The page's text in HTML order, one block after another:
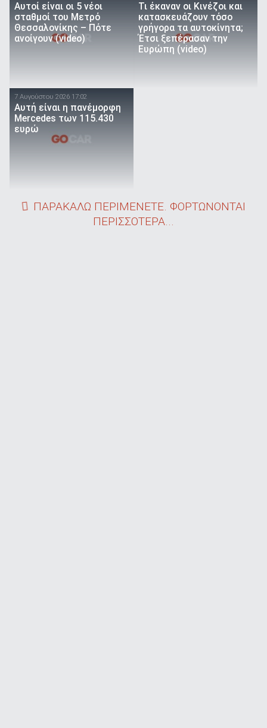
Αυτοί είναι οι 5 νέοι
σταθμοί του Μετρό
Θεσσαλονίκης – Πότε
ανοίγουν (video)
Τι έκαναν οι Κινέζοι και
κατασκευάζουν τόσο
γρήγορα τα αυτοκίνητα;
Έτσι ξεπέρασαν την
Ευρώπη (video)
7 Αυγούστου 2026 17:02
Αυτή είναι η πανέμορφη
Mercedes των 115.430
ευρώ
ΠΑΡΑΚΑΛΩ ΠΕΡΙΜΕΝΕΤΕ. ΦΟΡΤΩΝΟΝΤΑΙ
ΠΕΡΙΣΣΟΤΕΡΑ...